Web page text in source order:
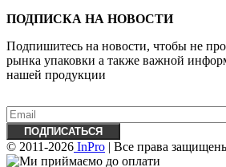
ПОДПИСКА НА НОВОСТИ
Подпишитесь на новости, чтобы не
рынка упаковки а также важной
нашей продукции
© 2011-2026 InPro | Все права